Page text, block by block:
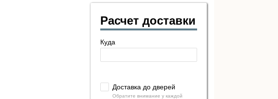
Расчет доставки
Куда
Доставка до дверей
Обратите внимание у каждой